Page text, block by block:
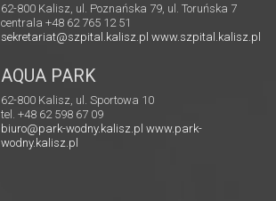
62-800 Kalisz, ul. Poznańska 79, ul. Toruńska 7
centrala +48 62 765 12 51
sekretariat@szpital.kalisz.pl www.szpital.kalisz.pl
AQUA PARK
62-800 Kalisz, ul. Sportowa 10
tel. +48 62 598 67 09
biuro@park-wodny.kalisz.pl www.park-
wodny.kalisz.pl